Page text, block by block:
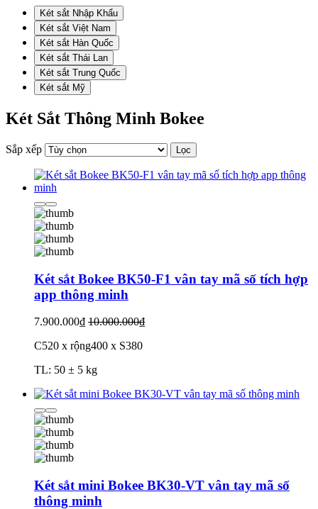
Két sắt Nhập Khẩu
Két sắt Việt Nam
Két sắt Hàn Quốc
Két sắt Thái Lan
Két sắt Trung Quốc
Két sắt Mỹ
Két Sắt Thông Minh Bokee
Sắp xếp Lọc
Két sắt Bokee BK50-F1 vân tay mã số tích hợp
app thông minh
7.900.000₫ 10.000.000₫
C520 x rộng400 x S380
TL: 50 ± 5 kg
Két sắt mini Bokee BK30-VT vân tay mã số
thông minh